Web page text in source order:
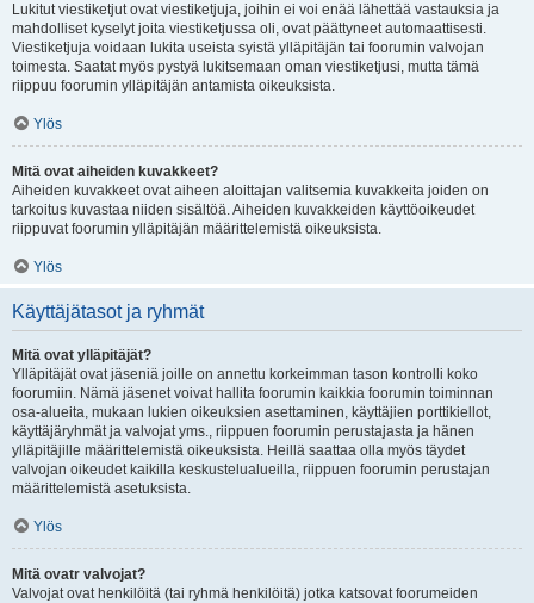
Lukitut viestiketjut ovat viestiketjuja, joihin ei voi enää lähettää vastauksia ja
mahdolliset kyselyt joita viestiketjussa oli, ovat päättyneet automaattisesti.
Viestiketjuja voidaan lukita useista syistä ylläpitäjän tai foorumin valvojan
toimesta. Saatat myös pystyä lukitsemaan oman viestiketjusi, mutta tämä
riippuu foorumin ylläpitäjän antamista oikeuksista.
Ylös
Mitä ovat aiheiden kuvakkeet?
Aiheiden kuvakkeet ovat aiheen aloittajan valitsemia kuvakkeita joiden on
tarkoitus kuvastaa niiden sisältöä. Aiheiden kuvakkeiden käyttöoikeudet
riippuvat foorumin ylläpitäjän määrittelemistä oikeuksista.
Ylös
Käyttäjätasot ja ryhmät
Mitä ovat ylläpitäjät?
Ylläpitäjät ovat jäseniä joille on annettu korkeimman tason kontrolli koko
foorumiin. Nämä jäsenet voivat hallita foorumin kaikkia foorumin toiminnan
osa-alueita, mukaan lukien oikeuksien asettaminen, käyttäjien porttikiellot,
käyttäjäryhmät ja valvojat yms., riippuen foorumin perustajasta ja hänen
ylläpitäjille määrittelemistä oikeuksista. Heillä saattaa olla myös täydet
valvojan oikeudet kaikilla keskustelualueilla, riippuen foorumin perustajan
määrittelemistä asetuksista.
Ylös
Mitä ovatr valvojat?
Valvojat ovat henkilöitä (tai ryhmä henkilöitä) jotka katsovat foorumeiden